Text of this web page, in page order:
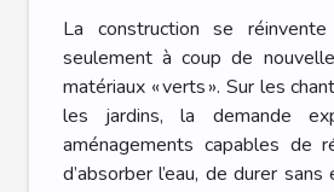
transforment un
La construction se
seulement à coup de
matériaux « verts ». Sur les
les jardins, la demande
aménagements capables de
d’absorber l’eau, de durer